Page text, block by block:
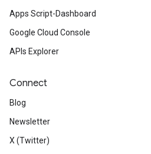
Apps Script-Dashboard
Google Cloud Console
APIs Explorer
Connect
Blog
Newsletter
X (Twitter)